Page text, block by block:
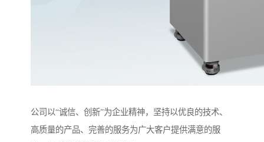
公司以“诚信、创新”为企业精神，坚持以优良的技术、
高质量的产品、完善的服务为广大客户提供满意的服